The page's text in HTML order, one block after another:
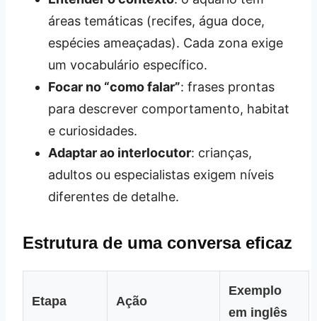
áreas temáticas (recifes, água doce,
espécies ameaçadas). Cada zona exige
um vocabulário específico.
Focar no “como falar”: frases prontas
para descrever comportamento, habitat
e curiosidades.
Adaptar ao interlocutor: crianças,
adultos ou especialistas exigem níveis
diferentes de detalhe.
Estrutura de uma conversa eficaz
Etapa Ação
Exemplo
em inglês